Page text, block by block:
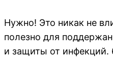
Нужно! Это никак не
полезно для
и защиты от инфекций.